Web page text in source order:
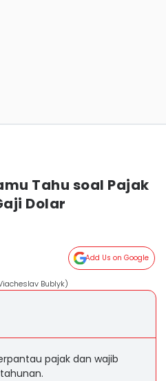
Tahu soal Pajak
Dolar
Add Us on Google
Bublyk)
pajak dan wajib